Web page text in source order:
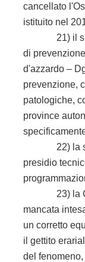
cancellato
istituito nel
21) il
di
d'azzardo –
prevenzione,
patologiche,
province
22) la
presidio
23) la Corte
mancata
un corretto
il gettito
del